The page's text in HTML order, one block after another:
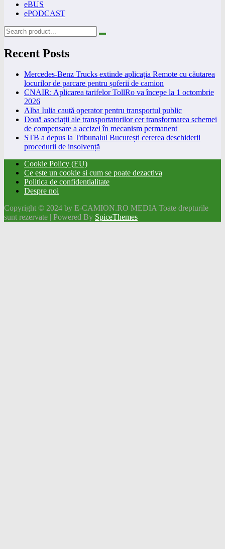
Recent Posts
Mercedes-Benz Trucks extinde aplicația Remote cu căutarea
CNAIR: Aplicarea tarifelor TollRo va începe la 1 octombrie
2026
Alba Iulia caută operator pentru transportul public
Două asociații ale transportatorilor cer transformarea schemei
de compensare a accizei în mecanism permanent
STB a depus la Tribunalul București cererea deschiderii
procedurii de insolvență
Cookie Policy (EU)
Politica de confidentialitate
Despre noi
Copyright © 2024 by E-CAMION.RO MEDIA Toate drepturile